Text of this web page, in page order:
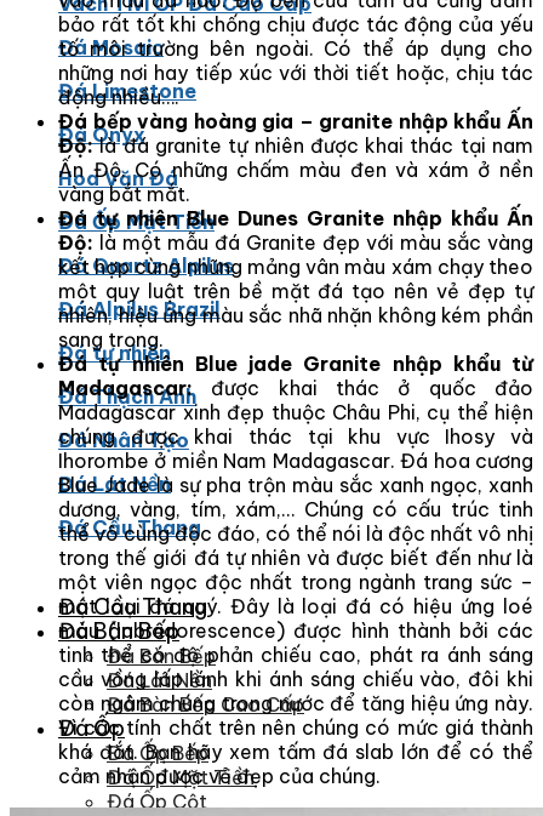
Đá Mosaic
Đá Limestone
Đá Onyx
Hoa Văn Đá
Đá Ốp Mặt Tiền
Đá Quartz Alpilus
Đá Alpilus Brazil
Đá tự nhiên
Đá Thạch Anh
Đá Nhân Tạo
Đá Lát Nền
Đá Cầu Thang
Đá Cầu Thang
Đá Bàn Bếp
Đá Bàn Bếp
Đá Lát Nền
Đá Bàn Bếp Cao Cấp
Đá Ốp
Đá Ốp Bếp
Đá Ốp Mặt Tiền
Đá Ốp Cột
bảo rất tốt khi chống chịu được tác động của yếu
tố môi trường bên ngoài. Có thể áp dụng cho
những nơi hay tiếp xúc với thời tiết hoặc, chịu tác
động nhiều….
Đá bếp vàng hoàng gia – granite nhập khẩu Ấn
Độ:là đá granite tự nhiên được khai thác tại nam
Ấn Độ. Có những chấm màu đen và xám ở nền
vàng bắt mắt.
Đá tự nhiên Blue Dunes Granite nhập khẩu Ấn
Độ: là một mẫu đá Granite đẹp với màu sắc vàng
kết hợp cùng những mảng vân màu xám chạy theo
một quy luật trên bề mặt đá tạo nên vẻ đẹp tự
nhiên, hiệu ứng màu sắc nhã nhặn không kém phần
sang trọng.
Đá tự nhiên Blue jade Granite nhập khẩu từ
Madagascar:được khai thác ở quốc đảo
Madagascar xinh đẹp thuộc Châu Phi, cụ thể hiện
chúng được khai thác tại khu vực Ihosy và
Ihorombe ở miền Nam Madagascar. Đá hoa cương
Blue Jade là sự pha trộn màu sắc xanh ngọc, xanh
dương, vàng, tím, xám,… Chúng có cấu trúc tinh
thể vô cùng độc đáo, có thể nói là độc nhất vô nhị
trong thế giới đá tự nhiên và được biết đến như là
một viên ngọc độc nhất trong ngành trang sức –
một loại đá quý. Đây là loại đá có hiệu ứng loé
màu (labradorescence) được hình thành bởi các
tinh thể có độ phản chiếu cao, phát ra ánh sáng
cầu vồng lấp lánh khi ánh sáng chiếu vào, đôi khi
còn ngâm chúng trong nước để tăng hiệu ứng này.
Vì các tính chất trên nên chúng có mức giá thành
khá đắt. Bạn hãy xem tấm đá slab lớn để có thể
cảm nhận được vẻ đẹp của chúng.